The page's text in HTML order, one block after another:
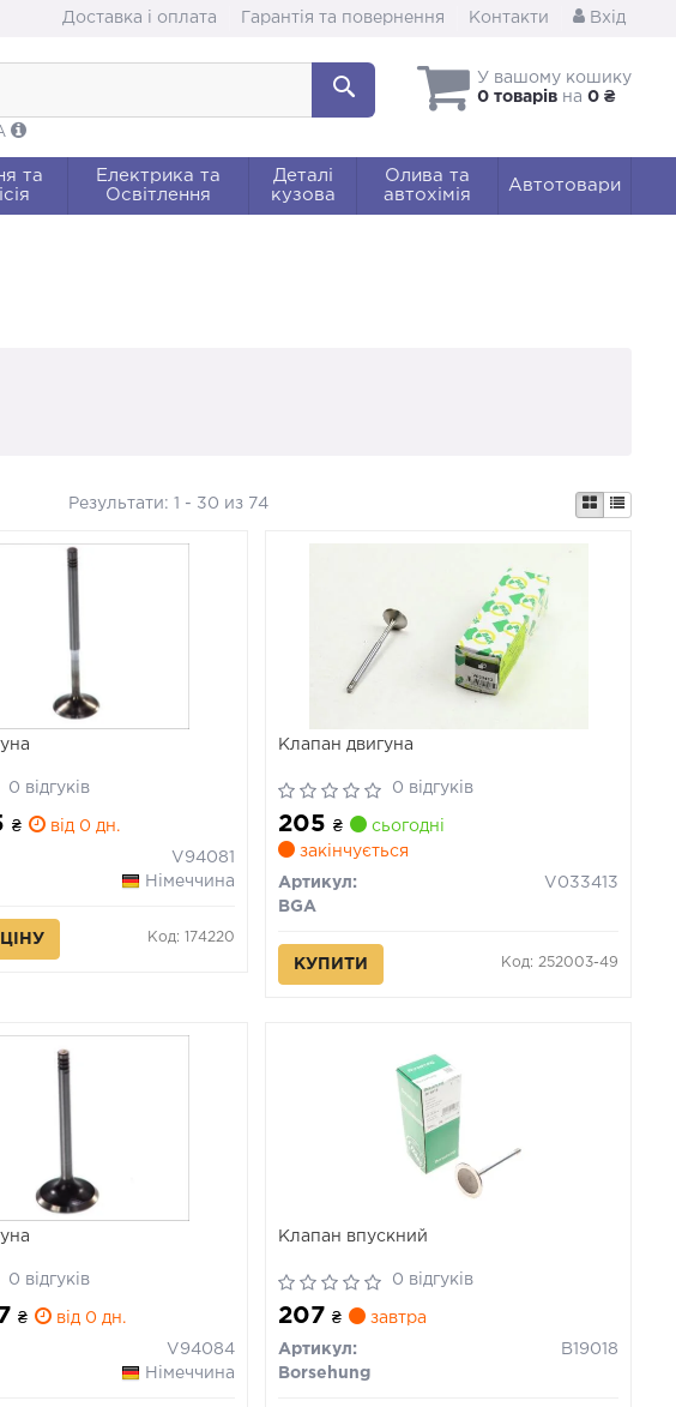
Доставка і оплата Гарантія та повернення Контакти Вхід
У вашому кошику
0 товарів на 0 ₴
та
Електрика та
Освітлення
Деталі
кузова
Олива та
автохімія
Автотовари
Результати: 1 - 30 из 74
0 відгуків
₴ від 0 дн.
V94081
Німеччина
Код: 174220
Клапан двигуна
0 відгуків
205₴
сьогодні
закінчується
Артикул:
V033413
BGA
КУПИТИ Код: 252003-49
0 відгуків
₴ від 0 дн.
V94084
Німеччина
Клапан впускний
0 відгуків
207₴ завтра
Артикул:
B19018
Borsehung